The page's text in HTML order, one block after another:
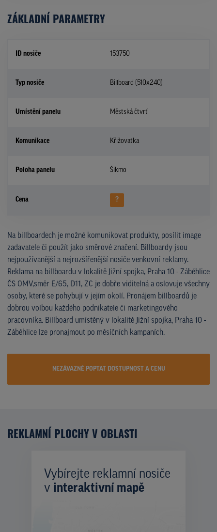
ZÁKLADNÍ PARAMETRY
ID nosiče 153750
Typ nosiče Billboard (510x240)
Umístění panelu Městská čtvrť
Komunikace Křižovatka
Poloha panelu Šikmo
Cena ?
Na billboardech je možné komunikovat produkty, posílit image
zadavatele či použít jako směrové značení. Billboardy jsou
nejpoužívanější a nejrozšířenější nosiče venkovní reklamy.
Reklama na billboardu v lokalitě Jižní spojka, Praha 10 - Záběhlice
ČS OMV,směr E/65, D11, ZC je dobře viditelná a oslovuje všechny
osoby, které se pohybují v jejím okolí. Pronájem billboardů je
dobrou volbou každého podnikatele či marketingového
pracovníka. Billboard umístěný v lokalitě Jižní spojka, Praha 10 -
Záběhlice lze pronajmout po měsíčních kampaních.
NEZÁVAZNĚ POPTAT DOSTUPNOST A CENU
REKLAMNÍ PLOCHY V OBLASTI
Vybírejte reklamní nosiče
v interaktivní mapě